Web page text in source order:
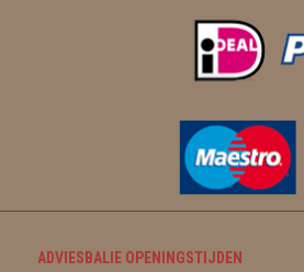
ADVIESBALIE OPENINGSTIJDEN